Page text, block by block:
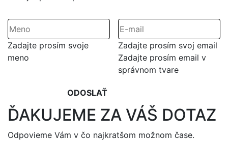
Zadajte prosím svoje
meno
Zadajte prosím svoj email
Zadajte prosím email v
správnom tvare
ODOSLAŤ
ĎAKUJEME ZA VÁŠ DOTAZ
Odpovieme Vám v čo najkratšom možnom čase.